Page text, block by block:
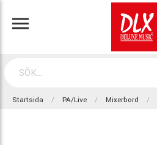
Startsida PA/Live Mixerbord